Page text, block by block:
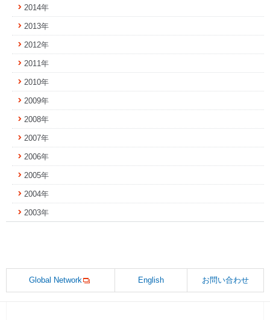
2014年
2013年
2012年
2011年
2010年
2009年
2008年
2007年
2006年
2005年
2004年
2003年
Global Network English お問い合わせ